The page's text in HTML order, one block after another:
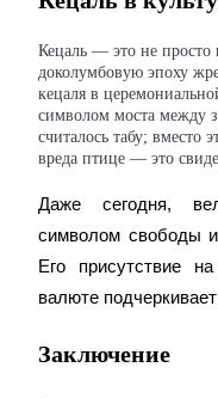
Реферал
Пригласите
Кецаль — это не просто
доколумбовую эпоху
кецаля в
символом моста между
считалось табу; вместо
вреда птице — это
Даже сегодня,
символом свободы
Его присутствие
валюте
Заключение